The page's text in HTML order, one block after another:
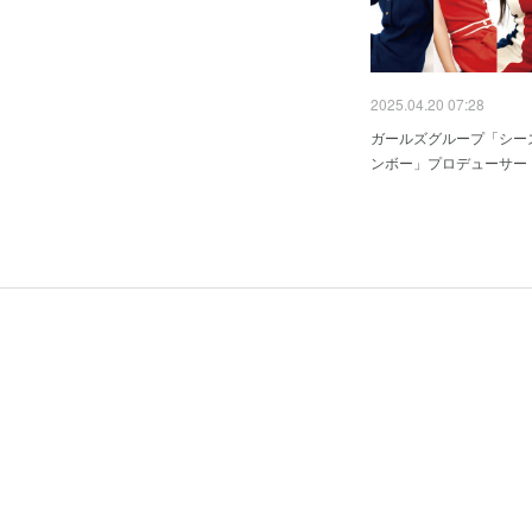
2025.04.20 07:28
ガールズグループ「シ
ンボー」プロデューサ